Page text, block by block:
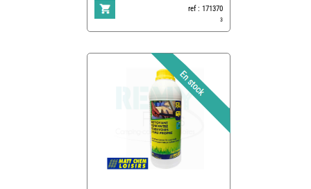
ref : 171370
3